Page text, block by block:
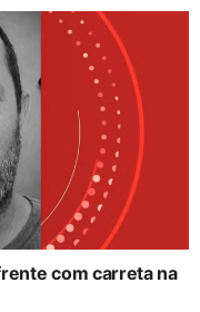
com carreta na